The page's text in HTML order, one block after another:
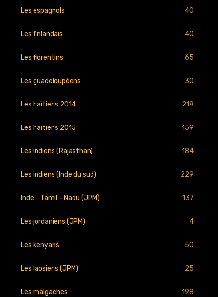
Les espagnols 40
Les finlandais 40
Les florentins 65
Les guadeloupéens 30
Les haïtiens 2014 218
Les haïtiens 2015 159
Les indiens (Rajasthan) 184
Les indiens (Inde du sud) 229
Inde - Tamil - Nadu (JPM) 137
Les jordaniens (JPM) 4
Les kenyans 50
Les laosiens (JPM) 25
Les malgaches 198